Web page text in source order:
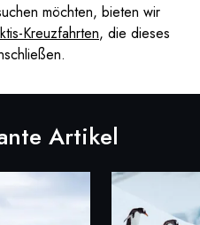
möchten, bieten wir
Kreuzfahrten, die dieses
Artikel